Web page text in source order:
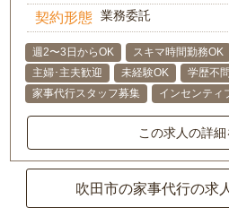
契約形態 業務委託
週2〜3日からOK スキマ時間勤務OK
主婦･主夫歓迎
未経験OK 学歴不問
家事代行スタッフ募集
インセンティ
この求人の詳
吹田市の家事代行の求